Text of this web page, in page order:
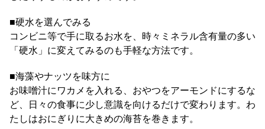
■硬水を選んでみる
コンビニ等で手に取るお水を、時々ミネラル含有量の多い
「硬水」に変えてみるのも手軽な方法です。
■海藻やナッツを味方に
お味噌汁にワカメを入れる、おやつをアーモンドにするな
ど、日々の食事に少し意識を向けるだけで変わります。わ
たしはおにぎりに大きめの海苔を巻きます。